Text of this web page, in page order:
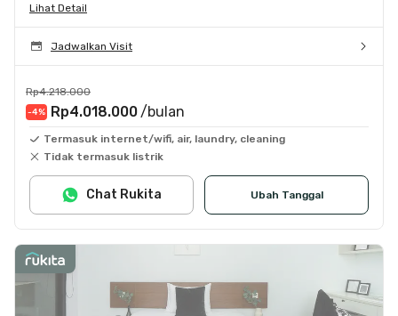
Lihat Detail
Jadwalkan Visit
Rp4.218.000
-4% Rp4.018.000 /bulan
Termasuk internet/wifi, air, laundry, cleaning
Tidak termasuk listrik
Ubah Tanggal
Chat Rukita